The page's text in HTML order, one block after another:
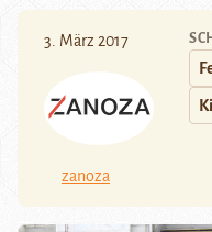
3. März 2017
zanoza